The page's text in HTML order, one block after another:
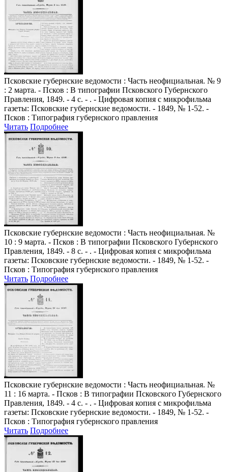
Псковские губернские ведомости : Часть неофициальная. № 9
: 2 марта. - Псков : В типографии Псковского Губернского
Правления, 1849. - 4 с. - . - Цифровая копия с микрофильма
газеты: Псковские губернские ведомости. - 1849, № 1-52. -
Псков : Типография губернского правления
Читать Подробнее
Псковские губернские ведомости : Часть неофициальная. №
10 : 9 марта. - Псков : В типографии Псковского Губернского
Правления, 1849. - 8 с. - . - Цифровая копия с микрофильма
газеты: Псковские губернские ведомости. - 1849, № 1-52. -
Псков : Типография губернского правления
Читать Подробнее
Псковские губернские ведомости : Часть неофициальная. №
11 : 16 марта. - Псков : В типографии Псковского Губернского
Правления, 1849. - 4 с. - . - Цифровая копия с микрофильма
газеты: Псковские губернские ведомости. - 1849, № 1-52. -
Псков : Типография губернского правления
Читать Подробнее